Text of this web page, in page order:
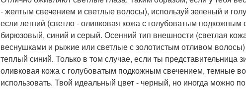
- желтым свечением и светлые волосы), используй зеленый и
если летний (светло - оливковая кожа с голубоватым подкожным
бирюзовый, синий и серый. Осенний тип внешности (светлая
веснушками и рыжие или светлые с золотистым отливом
теплый синий. Только в том случае, если ты представительница
оливковая кожа с голубоватым подкожным свечением, темные
использовать. Твой идеальный цвет - черный, но иногда можно